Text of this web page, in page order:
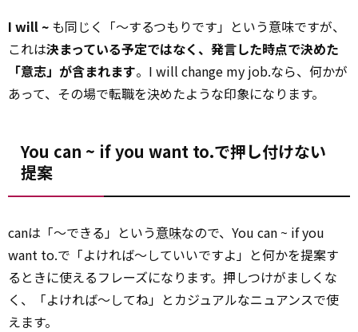
I will ~ も同じく「〜するつもりです」という意味ですが、
これは決まっている予定ではなく、発言した時点で決めた
「意志」が含まれます。I will change my job.なら、何かが
あって、その場で転職を決めたような印象になります。
You can ~ if you want to.で押し付けない
提案
canは「〜できる」という意味なので、You can ~ if you
want to.で「よければ〜していいですよ」と何かを提案す
るときに使えるフレーズになります。押しつけがましくな
く、「よければ〜してね」とカジュアルなニュアンスで使
えます。